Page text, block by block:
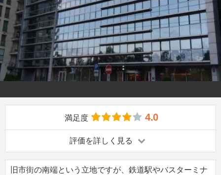
満足度 4.0
評価を詳しく見る
旧市街の南端という立地ですが、鉄道駅やバスターミナ